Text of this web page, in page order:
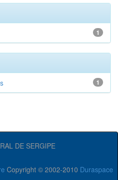
1
1
DE SERGIPE
Copyright © 2002-2010 Duraspace